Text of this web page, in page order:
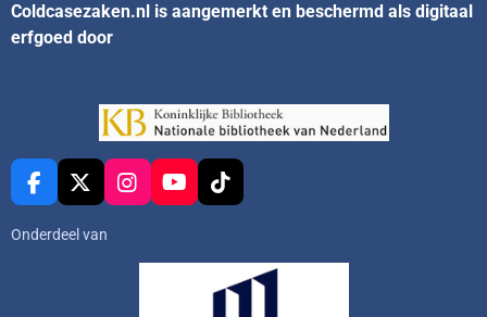
Coldcasezaken.nl is aangemerkt en beschermd als digitaal
erfgoed door
F
a
c
X
I
n
Y
o
T
i
k
Onderdeel van